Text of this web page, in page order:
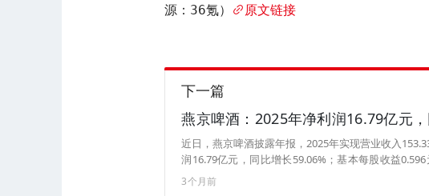
源：36氪）
原文链接
下一篇
燕京啤酒：2025年净利润16.79亿元
近日，燕京啤酒披露年报，2025年实现营业收入
润16.79亿元，同比增长59.06%；基本每股收益
源：36氪）
3个月前